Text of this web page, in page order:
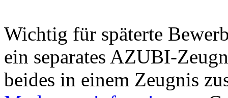
Wichtig für späterte
ein separates AZUBI-
beides in einem Zeugnis